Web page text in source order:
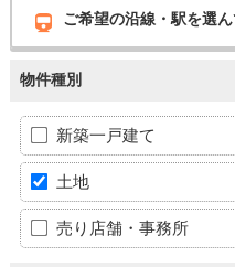
ご希望の沿線・駅を選
物件種別
新築一戸建て
土地
売り店舗・事務所